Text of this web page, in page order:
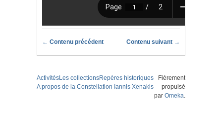
← Contenu précédent Contenu suivant →
ActivitésLes collectionsRepères historiques
A propos de la Constellation Iannis Xenakis
Fièrement
propulsé
par Omeka.